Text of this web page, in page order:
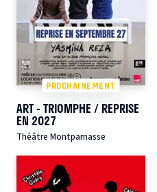
PROCHAINEMENT
ART - TRIOMPHE / REPRISE
EN 2027
Théâtre Montparnasse